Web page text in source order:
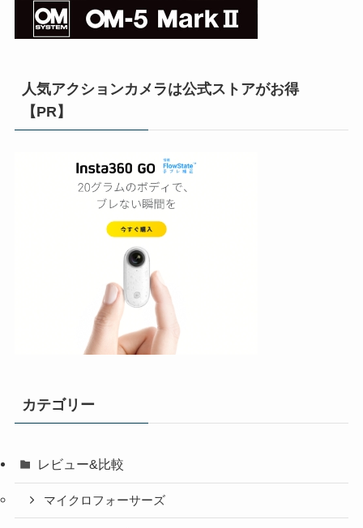
人気アクションカメラは公式ストアがお得
【PR】
カテゴリー
レビュー&比較
マイクロフォーサーズ